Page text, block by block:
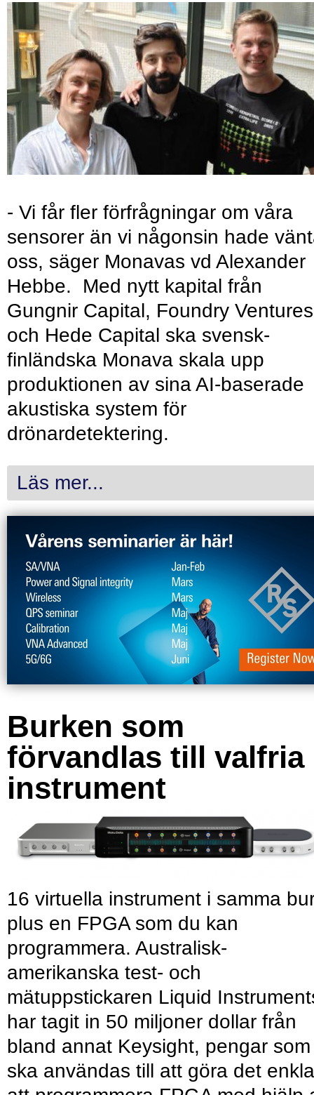
- Vi får fler förfrågningar om våra
sensorer än vi någonsin hade
oss, säger Monavas vd Alexander
Hebbe. Med nytt kapital från
Gungnir Capital, Foundry Ventures
och Hede Capital ska svensk-
finländska Monava skala upp
produktionen av sina AI-baserade
akustiska system för
drönardetektering.
Läs mer...
Burken som
förvandlas till valfria
instrument
16 virtuella instrument i samma
plus en FPGA som du kan
programmera. Australisk-
amerikanska test- och
mätuppstickaren Liquid
har tagit in 50 miljoner dollar från
bland annat Keysight, pengar som
ska användas till att göra det